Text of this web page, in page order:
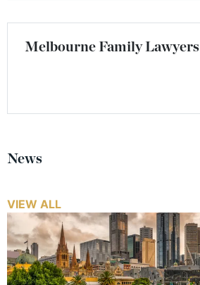
Melbourne Family Lawyers
News
VIEW ALL